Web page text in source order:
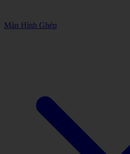
Màn Hình Ghép